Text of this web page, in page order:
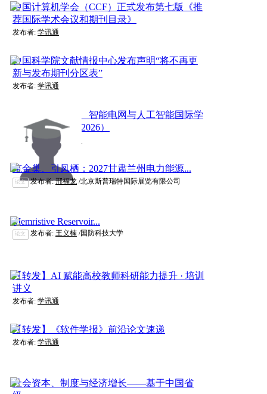
中国计算机学会（CCF）正式发布第七版《推
荐国际学术会议和期刊目录》
发布者: 学讯通
中国科学院文献情报中心发布声明“将不再更
新与发布期刊分区表”
发布者: 学讯通
第二届电力系统、智能电网与人工智能国际学
术会议（PSGAI 2026）
发布者: RDLink研发家
筑金巢、引凤栖：2027甘肃兰州电力能源...
论文 发布者:邢福龙/北京斯普瑞特国际展览有限公司
Memristive Reservoir...
论文 发布者: 王义楠/国防科技大学
【转发】AI 赋能高校教师科研能力提升 · 培训
讲义
发布者: 学讯通
【转发】《软件学报》前沿论文速递
发布者: 学讯通
社会资本、制度与经济增长——基于中国省